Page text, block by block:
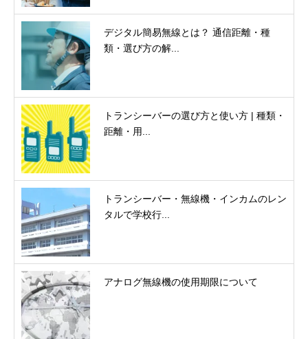
デジタル簡易無線とは？ 通信距離・種
類・選び方の解...
トランシーバーの選び方と使い方 | 種類・
距離・用...
トランシーバー・無線機・インカムのレン
タルで学校行...
アナログ無線機の使用期限について